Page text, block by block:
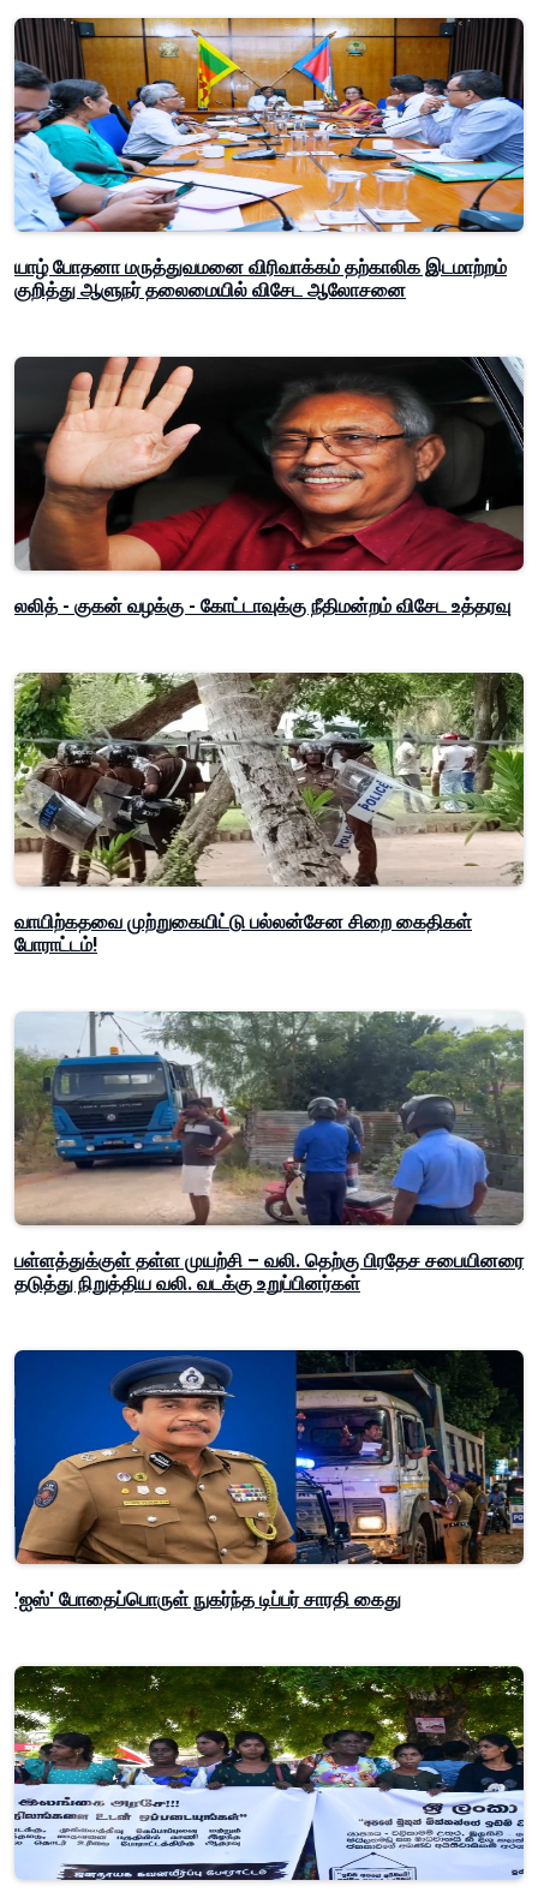
யாழ் போதனா மருத்துவமனை விரிவாக்கம் தற்காலிக இடமாற்றம்
குறித்து ஆளுநர் தலைமையில் விசேட ஆலோசனை
லலித் - குகன் வழக்கு - கோட்டாவுக்கு நீதிமன்றம் விசேட உத்தரவு
வாயிற்கதவை முற்றுகையிட்டு பல்லன்சேன சிறை கைதிகள்
போராட்டம்!
பள்ளத்துக்குள் தள்ள முயற்சி – வலி. தெற்கு பிரதேச சபையினரை
தடுத்து நிறுத்திய வலி. வடக்கு உறுப்பினர்கள்
'ஐஸ்' போதைப்பொருள் நுகர்ந்த டிப்பர் சாரதி கைது